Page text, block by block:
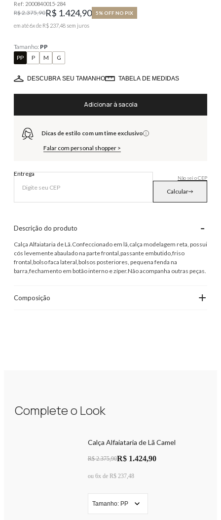
Ref: 2000840015-284
R$ 2.375,90R$ 1.424,90 5% OFF NO PIX
em até6x de R$ 237,48 sem juros
Tamanho: PP
PP
P M G
DESCUBRA SEU TAMANHO TABELA DE MEDIDAS
Adicionar à sacola
Dicas de estilo com um time exclusivo
Falar com personal shopper >
Entrega
Não sei o CEP
Calcular
Descrição do produto -
Calça Alfaiataria de Lã.Confeccionado em lã,calça modelagem reta, possui
cós levemente abaulado na parte frontal,passante embutido,friso
frontal,bolso faca lateral,bolsos posteriores, pequena fenda na
barra,fechamento em botão interno e zíper.Não acompanha outras peças.
Composição +
Complete o Look
Calça Alfaiataria de Lã Camel
R$ 2.375,90R$ 1.424,90
ou 6x de R$ 237,48
Tamanho: PP